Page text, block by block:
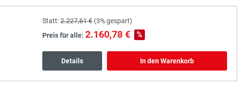
Statt:2.227,61 € (3%gespart)
Preis für alle: 2.160,78 € %
Details In den Warenkorb